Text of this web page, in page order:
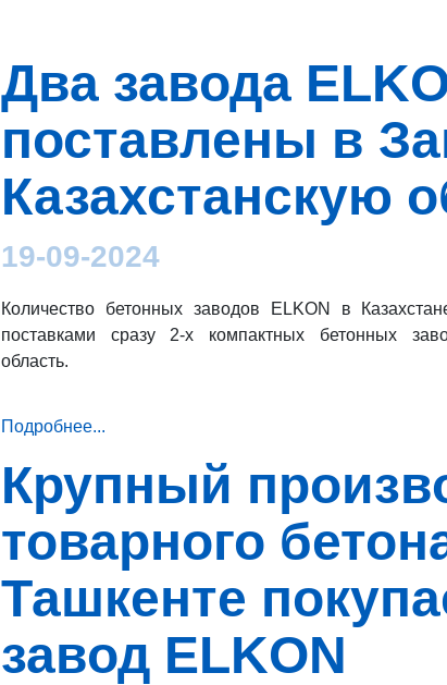
Два завода
поставлены в
Казахстанскую
19-09-2024
Количество бетонных заводов ELKON в
поставками сразу 2-х компактных бетонных
область.
Подробнее...
Крупный
товарного
Ташкенте
завод ELKON